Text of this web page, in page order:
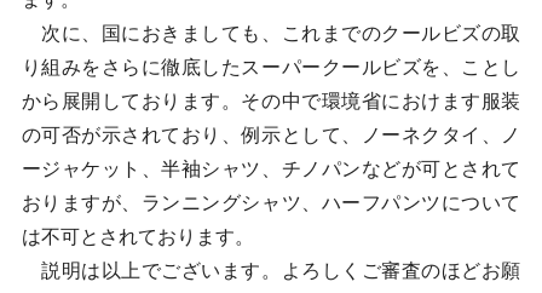
次に、国におきましても、これまでのクールビズの取
り組みをさらに徹底したスーパークールビズを、ことし
から展開しております。その中で環境省におけます服装
の可否が示されており、例示として、ノーネクタイ、ノ
ージャケット、半袖シャツ、チノパンなどが可とされて
おりますが、ランニングシャツ、ハーフパンツについて
は不可とされております。
説明は以上でございます。よろしくご審査のほどお願